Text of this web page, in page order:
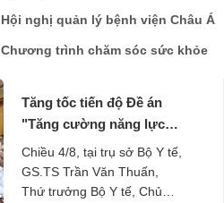
Hội nghị quản lý bệnh viện Châu Á
Chương trình chăm sóc sức khỏe
Tăng tốc tiến độ Đề án
"Tăng cường năng lực
hệ thống giám định pháp
y, pháp y tâm thần và bắt
buộc chữa bệnh tâm thần
Chiều 4/8, tại trụ sở Bộ Y tế,
GS.TS Trần Văn Thuấn,
Thứ trưởng Bộ Y tế, Chủ